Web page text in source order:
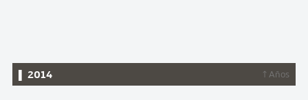
▌ 2014 ↑ Años